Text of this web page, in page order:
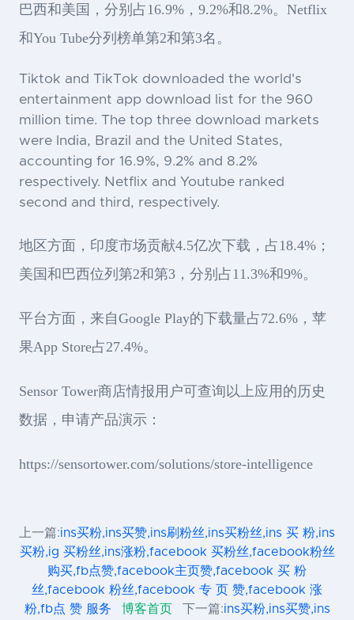
巴西和美国，分别占16.9%，9.2%和8.2%。Netflix
和You Tube分列榜单第2和第3名。
Tiktok and TikTok downloaded the world's
entertainment app download list for the 960
million time. The top three download markets
were India, Brazil and the United States,
accounting for 16.9%, 9.2% and 8.2%
respectively. Netflix and Youtube ranked
second and third, respectively.
地区方面，印度市场贡献4.5亿次下载，占18.4%；
美国和巴西位列第2和第3，分别占11.3%和9%。
平台方面，来自Google Play的下载量占72.6%，苹
果App Store占27.4%。
Sensor Tower商店情报用户可查询以上应用的历史
数据，申请产品演示：
https://sensortower.com/solutions/store-intelligence
上一篇:ins买粉,ins买赞,ins刷粉丝,ins买粉丝,ins 买 粉,ins
买粉,ig 买粉丝,ins涨粉,facebook 买粉丝,facebook粉丝
购买,fb点赞,facebook主页赞,facebook 买 粉
丝,facebook 粉丝,facebook 专 页 赞,facebook 涨
粉,fb点 赞 服务
博客首页 下一篇:ins买粉,ins买赞,ins